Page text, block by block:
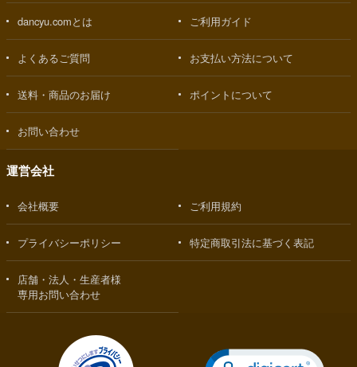
dancyu.comとは ご利用ガイド
よくあるご質問 お支払い方法について
送料・商品のお届け ポイントについて
お問い合わせ
運営会社
会社概要 ご利用規約
プライバシーポリシー 特定商取引法に基づく表記
店舗・法人・生産者様
専用お問い合わせ